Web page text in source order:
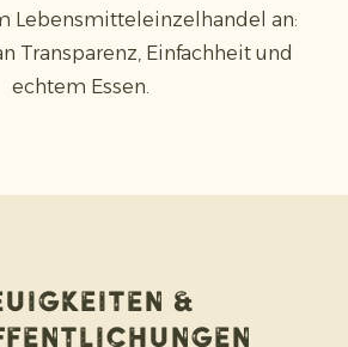
Lebensmitteleinzelhandel an:
Transparenz, Einfachheit und
echtem Essen.
&